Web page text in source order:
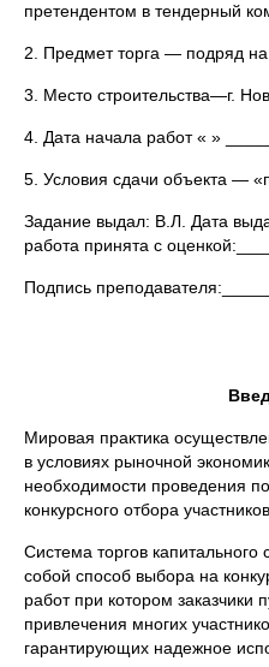
претендентом в тендерный
2. Предмет торга — подряд на
3. Место строительства—г.
4. Дата начала работ « »
5. Условия сдачи объекта —
Задание выдал: В.Л. Дата
работа принята с
Подпись преподавателя:______
Мировая практика
в условиях рыночной
необходимости проведения
конкурсного отбора
Система торгов капитального
собой способ выбора на
работ при котором заказчики
привлечения многих
гарантирующих надежное